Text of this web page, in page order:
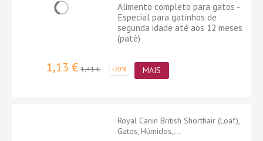
Alimento completo para gatos -
Especial para gatinhos de
segunda idade até aos 12 meses
(patê)
1,13 € 1,41 € -20% MAIS
Royal Canin British Shorthair (Loaf),
Gatos, Húmidos,...